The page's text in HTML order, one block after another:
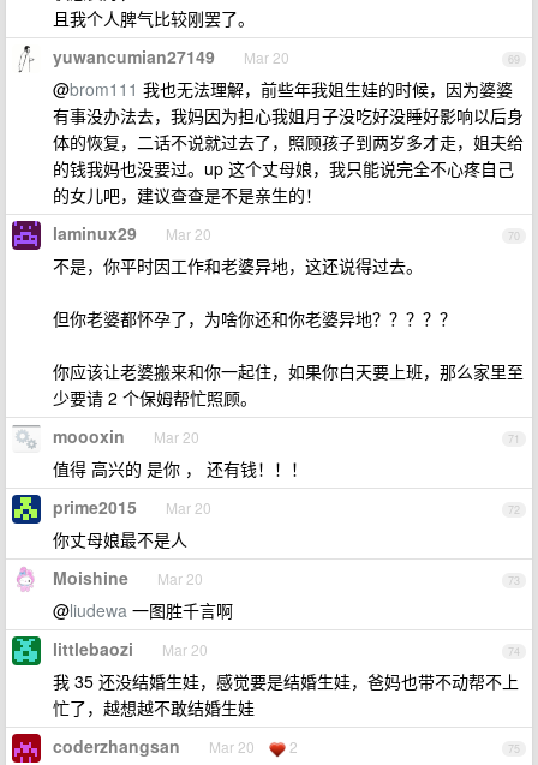
且我个人脾气比较刚罢了。
69
yuwancumian27149 Mar 20
@brom111 我也无法理解，前些年我姐生娃的时候，因为婆婆
有事没办法去，我妈因为担心我姐月子没吃好没睡好影响以后身
体的恢复，二话不说就过去了，照顾孩子到两岁多才走，姐夫给
的钱我妈也没要过。up 这个丈母娘，我只能说完全不心疼自己
的女儿吧，建议查查是不是亲生的！
70
laminux29 Mar 20
不是，你平时因工作和老婆异地，这还说得过去。
但你老婆都怀孕了，为啥你还和你老婆异地？？？？？
你应该让老婆搬来和你一起住，如果你白天要上班，那么家里至
少要请 2 个保姆帮忙照顾。
71
moooxin Mar 20
值得 高兴的 是你 ， 还有钱！！！
72
prime2015 Mar 20
你丈母娘最不是人
73
Moishine Mar 20
@liudewa 一图胜千言啊
74
littlebaozi Mar 20
我 35 还没结婚生娃，感觉要是结婚生娃，爸妈也带不动帮不上
忙了，越想越不敢结婚生娃
75
coderzhangsan Mar 20 2